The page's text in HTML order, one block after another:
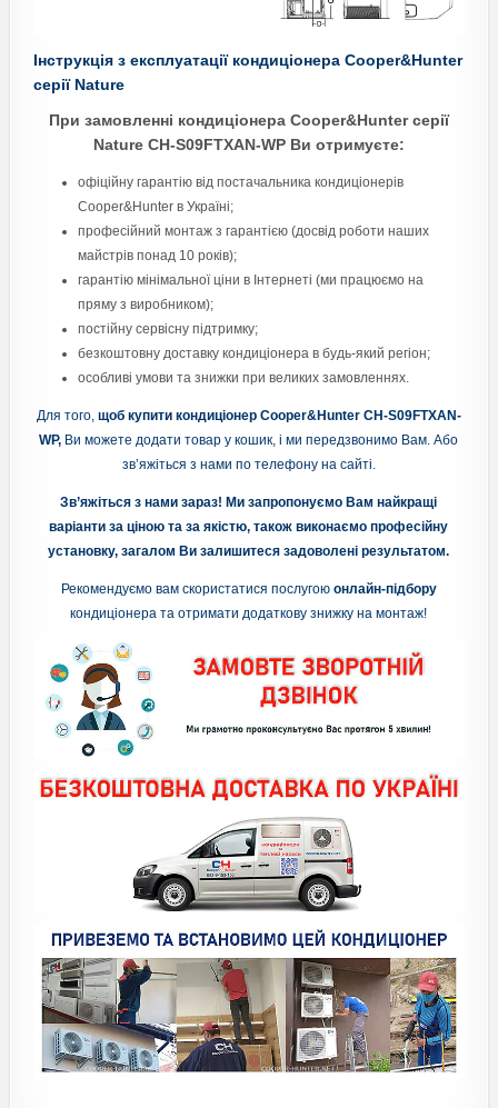
Інструкція з експлуатації кондиціонера Cooper&Hunter
серії Nature
При замовленні кондиціонера Cooper&Hunter серії
Nature CH-S09FTXAN-WP Ви отримуєте:
офіційну гарантію від постачальника кондиціонерів
Cooper&Hunter в Україні;
професійний монтаж з гарантією (досвід роботи наших
майстрів понад 10 років);
гарантію мінімальної ціни в Інтернеті (ми працюємо на
пряму з виробником);
постійну сервісну підтримку;
безкоштовну доставку кондиціонера в будь-який регіон;
особливі умови та знижки при великих замовленнях.
Для того, щоб купити кондиціонер Cooper&Hunter CH-S09FTXAN-
WP, Ви можете додати товар у кошик, і ми передзвонимо Вам. Або
зв’яжіться з нами по телефону на сайті.
Зв’яжіться з нами зараз! Ми запропонуємо Вам найкращі
варіанти за ціною та за якістю, також виконаємо професійну
установку, загалом Ви залишитеся задоволені результатом.
Рекомендуємо вам скористатися послугою онлайн-підбору
кондиціонера та отримати додаткову знижку на монтаж!